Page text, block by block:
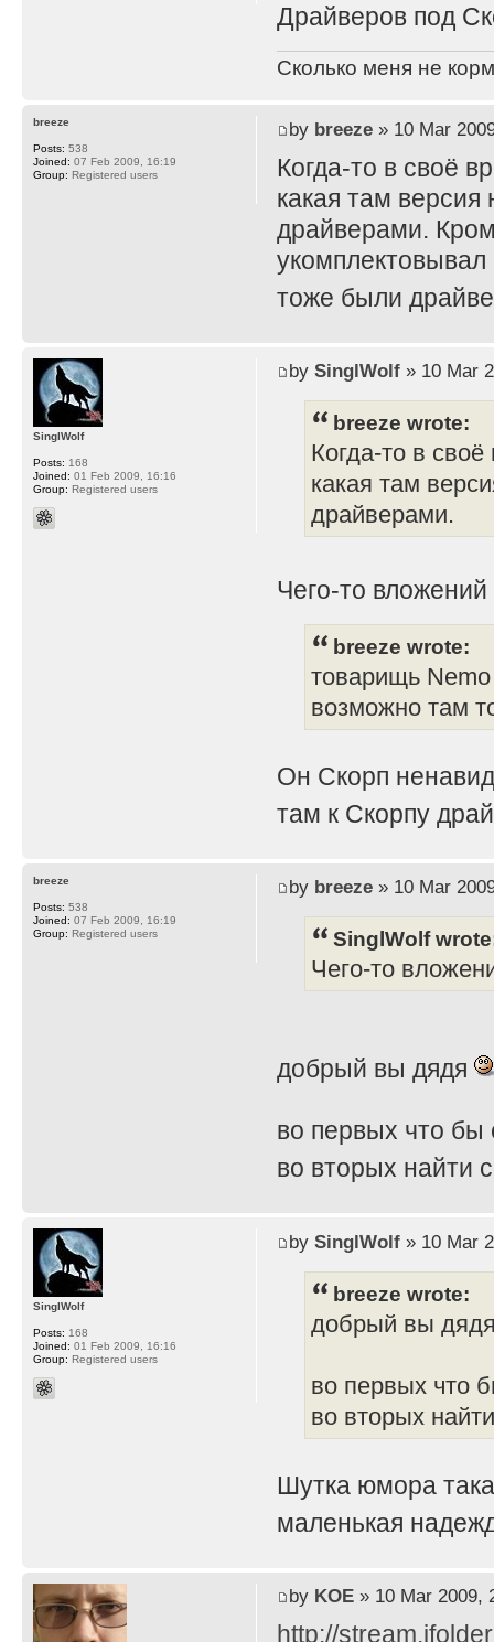
Драйверов под
Сколько меня не
by breeze» 10 Mar
Когда-то в своё
какая там
драйверами.
тоже были
breeze
Posts: 538
Joined: 07 Feb 2009, 16:19
Group: Registered users
by SinglWolf» 10 Mar
breeze wrote:
Когда-то в
какая там
драйверами.
Чего-то
breeze wrote:
товарищь
возможно там
Он Скорп
там к Скорпу
SinglWolf
Posts: 168
Joined: 01 Feb 2009, 16:16
Group: Registered users
by breeze» 10 Mar
SinglWolf
Чего-то
добрый вы дядя
во первых что бы
во вторых найти
breeze
Posts: 538
Joined: 07 Feb 2009, 16:19
Group: Registered users
by SinglWolf» 10 Mar
breeze wrote:
добрый вы
во первых что
во вторых
Шутка юмора
маленькая
SinglWolf
Posts: 168
Joined: 01 Feb 2009, 16:16
Group: Registered users
by KOE» 10 Mar 2009,
http://